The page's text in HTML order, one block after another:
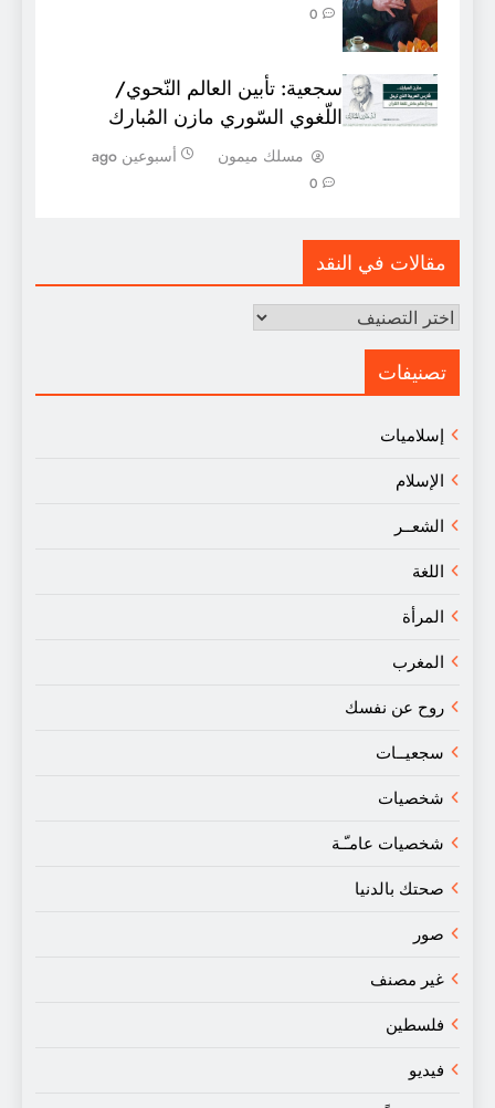
0
سجعية: تأبين العالم النّحوي/
اللّغوي السّوري مازن المُبارك
مسلك ميمون أسبوعين ago
0
مقالات في النقد
مقالات
النقد
تصنيفات
إسلاميات
الإسلام
الشعــر
اللغة
المرأة
المغرب
روح عن نفسك
سجعيــات
شخصيات
شخصيات عامـّـة
صحتك بالدنيا
صور
غير مصنف
فلسطين
فيديو